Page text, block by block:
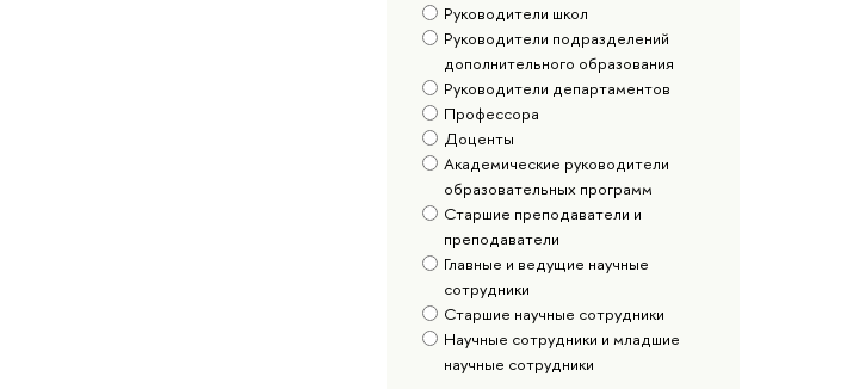
Руководители школ
Руководители подразделений
дополнительного образования
Руководители департаментов
Профессора
Доценты
Академические руководители
образовательных программ
Старшие преподаватели и
преподаватели
Главные и ведущие научные
сотрудники
Старшие научные сотрудники
Научные сотрудники и младшие
научные сотрудники